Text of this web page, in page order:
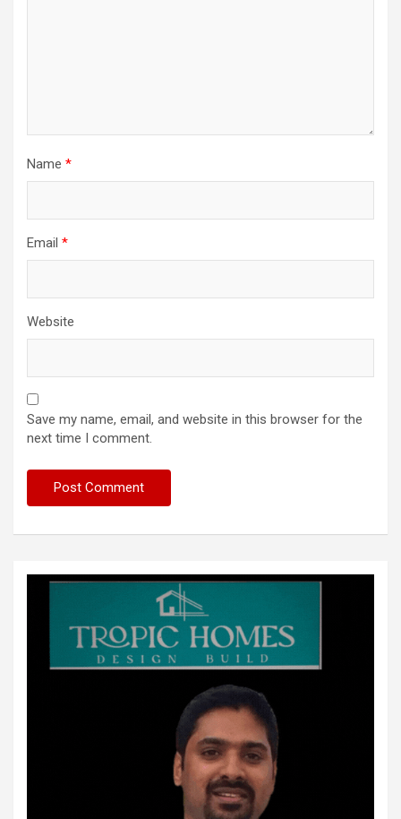
Name *
Email *
Website
Save my name, email, and website in this browser for the
next time I comment.